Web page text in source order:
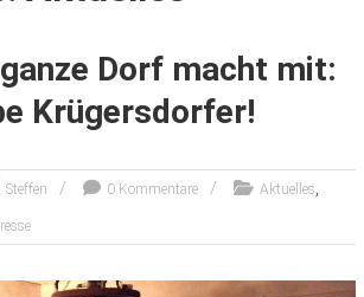
Dorf macht mit:
Krügersdorfer!
Steffen 0 Kommentare Aktuelles,